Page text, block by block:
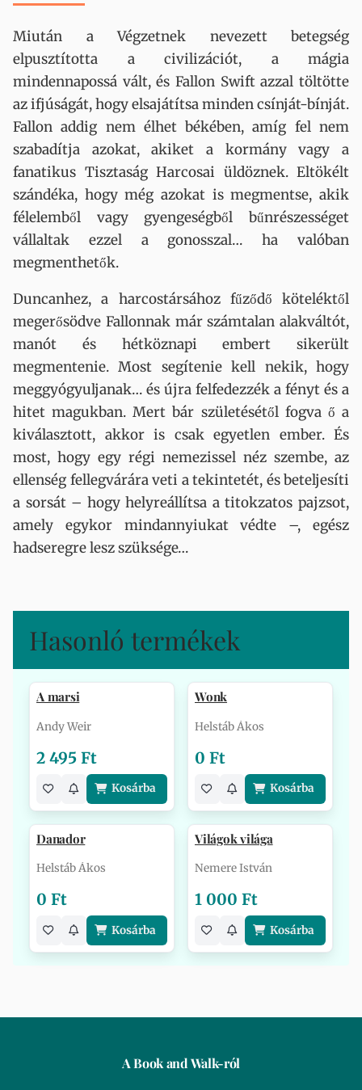
Miután a Végzetnek nevezett betegség
elpusztította a civilizációt, a mágia
mindennapossá vált, és Fallon Swift azzal töltötte
az ifjúságát, hogy elsajátítsa minden csínját-bínját.
Fallon addig nem élhet békében, amíg fel nem
szabadítja azokat, akiket a kormány vagy a
fanatikus Tisztaság Harcosai üldöznek. Eltökélt
szándéka, hogy még azokat is megmentse, akik
félelemből vagy gyengeségből bűnrészességet
vállaltak ezzel a gonosszal… ha valóban
megmenthetők.
Duncanhez, a harcostársához fűződő köteléktől
megerősödve Fallonnak már számtalan alakváltót,
manót és hétköznapi embert sikerült
megmentenie. Most segítenie kell nekik, hogy
meggyógyuljanak… és újra felfedezzék a fényt és a
hitet magukban. Mert bár születésétől fogva ő a
kiválasztott, akkor is csak egyetlen ember. És
most, hogy egy régi nemezissel néz szembe, az
ellenség fellegvárára veti a tekintetét, és beteljesíti
a sorsát – hogy helyreállítsa a titokzatos pajzsot,
amely egykor mindannyiukat védte –, egész
hadseregre lesz szüksége…
Hasonló termékek
A marsi
Andy Weir
2 495 Ft
Kosárba
Wonk
Helstáb Ákos
0 Ft
Kosárba
Danador
Helstáb Ákos
0 Ft
Kosárba
Világok világa
Nemere István
1 000 Ft
Kosárba
A Book and Walk-ról